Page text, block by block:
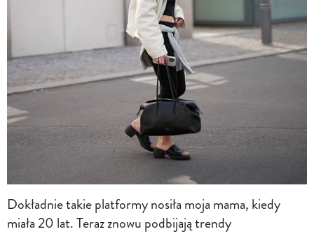
Dokładnie takie platformy nosiła moja mama, kiedy
miała 20 lat. Teraz znowu podbijają trendy